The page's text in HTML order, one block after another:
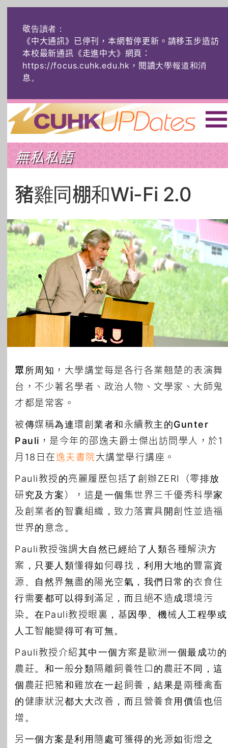
敬告讀者：
《中大通訊》已停刊，本網暫停更新。請移玉步造訪
本校最新通訊《走進中大》網頁：
https://focus.cuhk.edu.hk，閱讀大學報道和消
息。
主頁 | ENG | 简体 |
頭條
社創薈動 六物窺人
AI：人算不如
機算？
所有主題
無私私語
豬雞同棚和Wi-Fi 2.0
眾所周知 ，大學講堂每是各行各業翹楚的表演舞
台，不少著名學者、政治人物、文學家、大師鬼
才都是常客。
被傳媒稱為連環創業者和永續教主的Gunter
Pauli ，是今年的邵逸夫爵士傑出訪問學人，於1
月18日在逸夫書院大講堂舉行講座。
Pauli教授的亮麗履歷包括了創辦ZERI（零排放
研究及方案），這是一個集世界三千優秀科學家
及創業者的智囊組織，致力落實具開創性並造福
世界的意念。
Pauli教授強調大自然已經給了人類各種解決方
案，只要人類懂得如何尋找，利用大地的豐富資
源、自然界無盡的陽光空氣，我們日常的衣食住
行需要都可以得到滿足，而且絕不造成環境污
染。在Pauli教授眼裏，基因學、機械人工程學或
人工智能變得可有可無。
Pauli教授介紹其中一個方案是歐洲一個最成功的
農莊。和一般分類隔離飼養牲口的農莊不同，這
個農莊把豬和雞放在一起飼養，結果是兩種禽畜
的健康狀況都大大改善，而且營養食用價值也倍
增。
另一個方案是利用隨處可獲得的光源如街燈之